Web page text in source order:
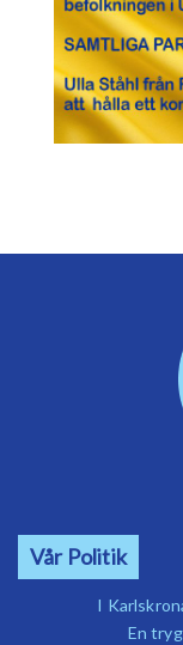
Vår Politik
I
En